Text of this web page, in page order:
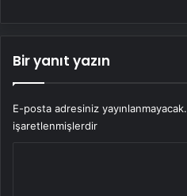
Bir yanıt yazın
E-posta adresiniz yayınlanmayacak.
işaretlenmişlerdir